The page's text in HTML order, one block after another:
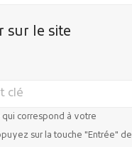
sur le site
correspond à votre
sur la touche "Entrée" de